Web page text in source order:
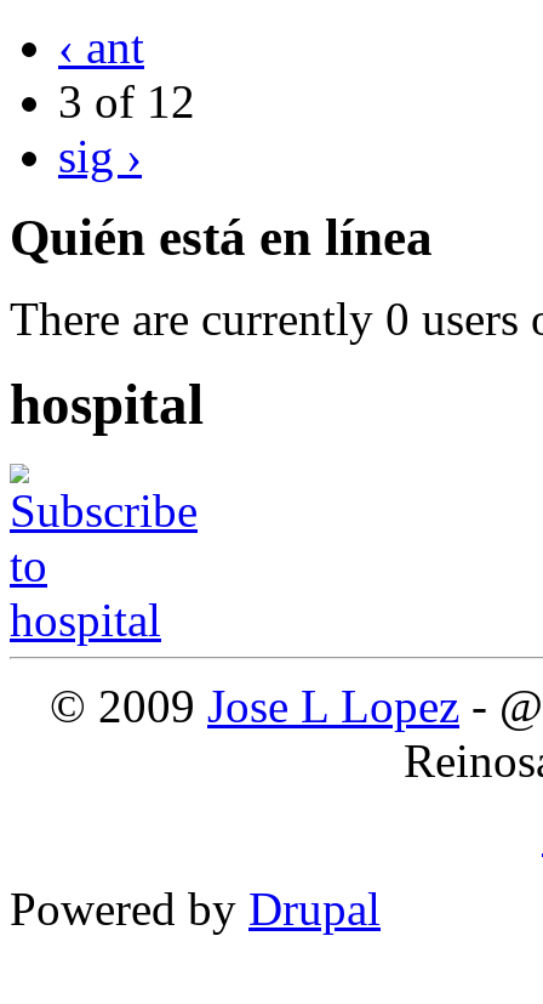
‹ ant
3 of 12
sig ›
Quién está en línea
There are currently 0 users
hospital
© 2009 Jose L Lopez -
Powered by Drupal